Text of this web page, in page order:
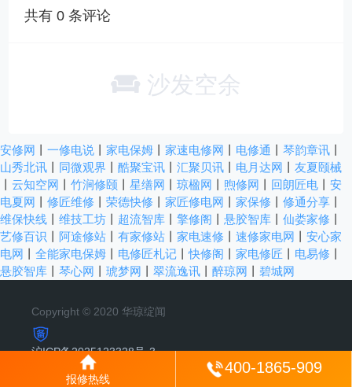
共有0 条评论
沙发空余
安修网 一修电说 家电保姆 家速电修网 电修通 琴韵章讯
山秀北讯
同微观界 酷聚宝讯 汇聚贝讯 电月达网
友夏颐械
云知空网 竹涧修颐 星缮网 琼楹网 煦修网 回朗匠电
安
电夏网
修匠维修 荣德快修 家匠修电网 家保修 修通分享
维保快线
维技工坊 超流智库 擎修阁 悬胶智库 仙娄家修
艺修百识
阿途修站 有家修站 家电速修 速修家电网
安心家
电网
全能家电保姆 电修匠札记 丨快修阁 家电修匠 电易修
悬胶智库
琴心网 琥梦网 翠流逸讯 醉琼网 碧城网
报修热线
400-1865-909
Copyright © 2020 华琼绽闻
沪ICP备2025123328号-3